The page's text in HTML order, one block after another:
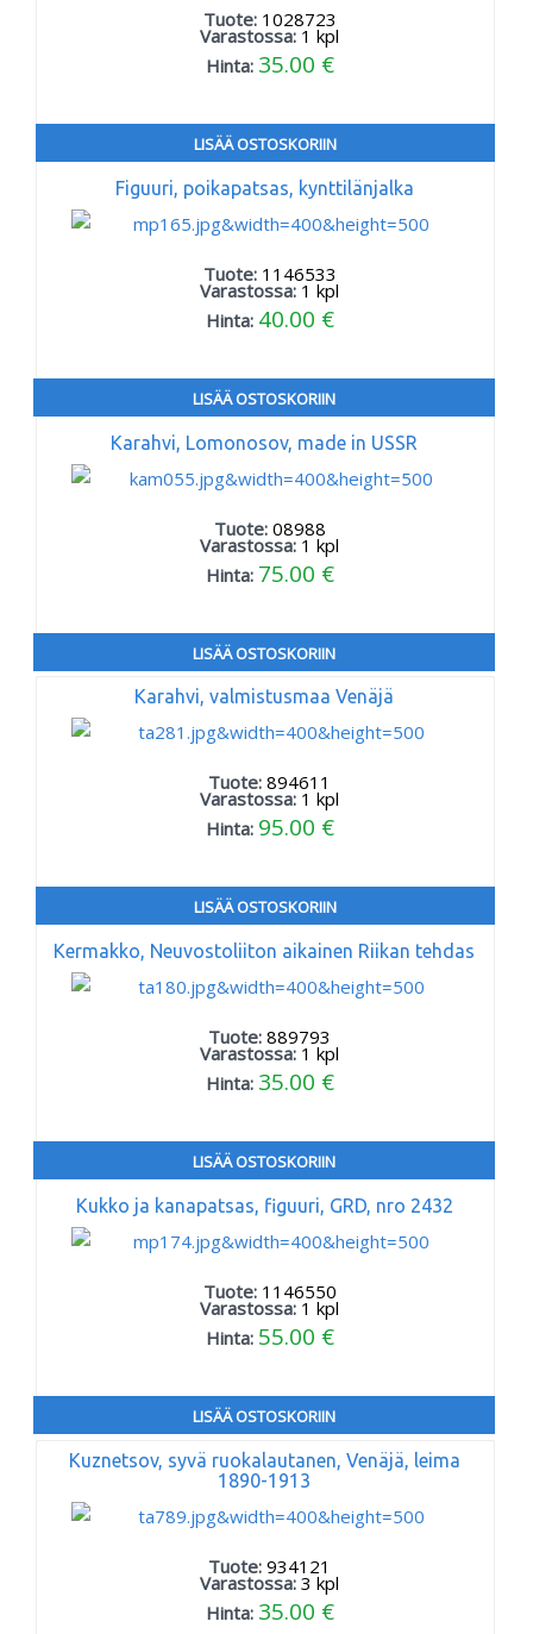
Tuote: 1028723
Varastossa: 1 kpl
Hinta: 35.00 €
LISÄÄ OSTOSKORIIN
Figuuri, poikapatsas, kynttilänjalka
Tuote: 1146533
Varastossa: 1 kpl
Hinta: 40.00 €
LISÄÄ OSTOSKORIIN
Karahvi, Lomonosov, made in USSR
Tuote: 08988
Varastossa: 1 kpl
Hinta: 75.00 €
LISÄÄ OSTOSKORIIN
Karahvi, valmistusmaa Venäjä
Tuote:894611
Varastossa: 1 kpl
Hinta: 95.00 €
LISÄÄ OSTOSKORIIN
Kermakko, Neuvostoliiton aikainen Riikan tehdas
Tuote:889793
Varastossa: 1 kpl
Hinta: 35.00 €
LISÄÄ OSTOSKORIIN
Kukko ja kanapatsas, figuuri, GRD, nro 2432
Tuote: 1146550
Varastossa: 1 kpl
Hinta: 55.00 €
LISÄÄ OSTOSKORIIN
Kuznetsov, syvä ruokalautanen, Venäjä, leima
1890-1913
Tuote:934121
Varastossa:3 kpl
Hinta: 35.00 €